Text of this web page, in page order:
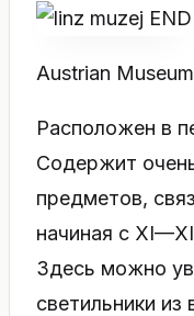
Austrian
Расположен в
Содержит
предметов,
начиная с
Здесь можно
светильники из